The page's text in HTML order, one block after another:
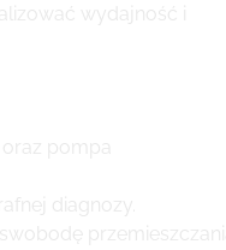
wydajność i
pompa
diagnozy.
przemieszczania